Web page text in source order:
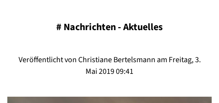
# Nachrichten - Aktuelles
Veröffentlicht von Christiane Bertelsmann am Freitag, 3.
Mai 2019 09:41